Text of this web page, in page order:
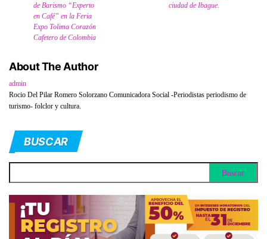
de Barismo “Experto
en Café” en la Feria
Expo Tolima Corazón
Cafetero de Colombia
ciudad de Ibague.
About The Author
admin
Rocio Del Pilar Romero Solorzano Comunicadora Social -Periodistas periodismo de
turismo- folclor y cultura.
BUSCAR